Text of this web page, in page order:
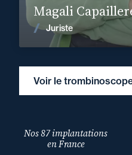
Voir le
Magali
Juriste Voir
Nos 87 implantations
en France